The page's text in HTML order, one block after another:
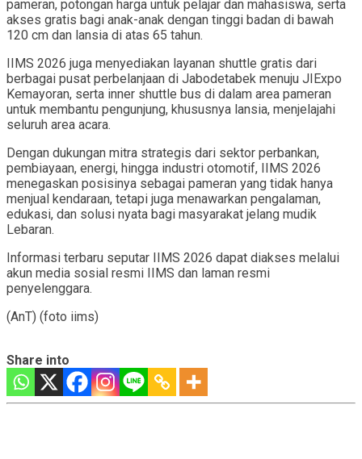
pameran, potongan harga untuk pelajar dan mahasiswa, serta
akses gratis bagi anak-anak dengan tinggi badan di bawah
120 cm dan lansia di atas 65 tahun.
IIMS 2026 juga menyediakan layanan shuttle gratis dari
berbagai pusat perbelanjaan di Jabodetabek menuju JIExpo
Kemayoran, serta inner shuttle bus di dalam area pameran
untuk membantu pengunjung, khususnya lansia, menjelajahi
seluruh area acara.
Dengan dukungan mitra strategis dari sektor perbankan,
pembiayaan, energi, hingga industri otomotif, IIMS 2026
menegaskan posisinya sebagai pameran yang tidak hanya
menjual kendaraan, tetapi juga menawarkan pengalaman,
edukasi, dan solusi nyata bagi masyarakat jelang mudik
Lebaran.
Informasi terbaru seputar IIMS 2026 dapat diakses melalui
akun media sosial resmi IIMS dan laman resmi
penyelenggara.
(AnT) (foto iims)
Share into